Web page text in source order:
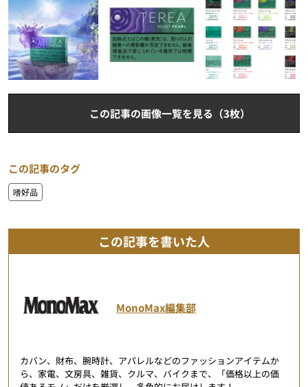
この記事の画像一覧を見る（3枚）
この記事のタグ
嗜好品
この記事を書いた人
MonoMax編集部
カバン、財布、腕時計、アパレルなどのファッションアイテムか
ら、家電、文房具、雑貨、クルマ、バイクまで、「価格以上の価